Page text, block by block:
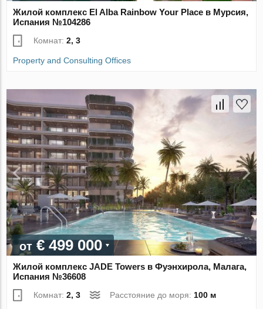
Жилой комплекс El Alba Rainbow Your Place в Мурсия,
Испания №104286
Комнат:2, 3
Property and Consulting Offices
от€ 499 000
Жилой комплекс JADE Towers в Фуэнхирола, Малага,
Испания №36608
Комнат:2, 3 Расстояние до моря: 100 м